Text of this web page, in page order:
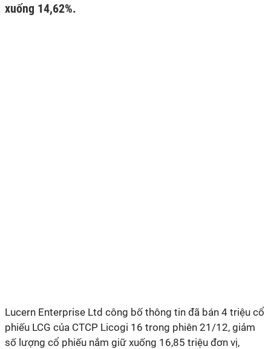
xuống 14,62%.
Lucern Enterprise Ltd công bố thông tin đã bán 4 triệu cổ
phiếu LCG của CTCP Licogi 16 trong phiên 21/12, giảm
số lượng cổ phiếu nắm giữ xuống 16,85 triệu đơn vị,